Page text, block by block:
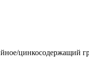
цинкосодержащий